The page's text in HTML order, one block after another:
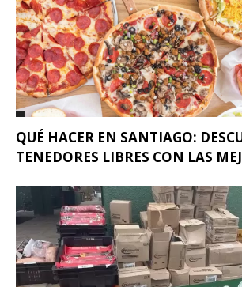
QUÉ HACER EN SANTIAGO:
TENEDORES LIBRES CON LAS